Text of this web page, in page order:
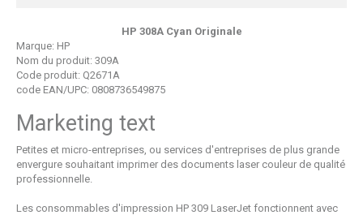
HP 308A Cyan Originale
Marque: HP
Nom du produit: 309A
Code produit: Q2671A
code EAN/UPC: 0808736549875
Marketing text
Petites et micro-entreprises, ou services d'entreprises de plus grande
envergure souhaitant imprimer des documents laser couleur de qualité
professionnelle.
Les consommables d'impression HP 309 LaserJet fonctionnent avec